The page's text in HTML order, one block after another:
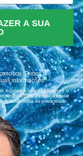
A SUA
Temos o
informações.
regulam o uso da Internet e o
Eustáquio Pereira a enviar
sua política de privacidade.